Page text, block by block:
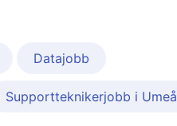
Datajobb
Supportteknikerjobb i Umeå